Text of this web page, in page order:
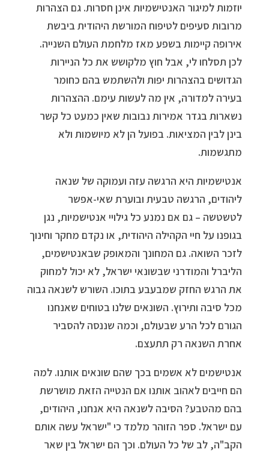
יוזמות למיגור האנטישמיות אינן חסרות. גם הצהרות
מרובות סעיפים לטיפוח המורשת היהודית ביבשת
אירופה קיימות בשפע מאז מלחמת העולם השנייה.
לכן תסלחו לי, אבל חוץ מלקושש את כל הניירות
הגדושים בהצהרות יפות ולהשתמש בהם כחומר
בעירה למדורה, אין מה לעשות עימם. ההצהרות
נשארות בגדר אמירות נבובות שאין כמעט כל קשר
בינן לבין המציאות. בפועל הן לא מיושמות ולא
מתגשמות.
אנטישמיות היא הרגשה עזה ועמוקה של שנאה
ליהודים, הרגשה טבעית ובוערת שאי-אפשר
לטשטשה – גם אם נמנע כל גילויי אנטישמיות, נגן
בגופנו על חיי הקהילה היהודית, או נקדם מחקר וחינוך
לזכר השואה. גם המחונך והמאופק שבאנטישמים,
הליברל והמודרני שבשונאי ישראל, לא יכול למחוק
את הרגש החזק שמבעבע בתוכו. השורש לשנאה גבוה
מכל סיבה ותירוץ. השונאים שלנו בטוחים שאנחנו
הגורם לכל הרע שבעולם, וכמה שננסה להסביר
אחרת השנאה רק תתעצם.
אנטישמים לא אשמים בכך שהם שונאים אותנו. למה
הם חייבים לאהוב אותנו אם הנטייה הזאת מושרשת
בהם מהטבע? הסיבה לשנאה היא אנחנו, היהודים,
עם ישראל. ספר הזוהר מלמד כי "ישראל עשה אותם
הקב"ה, לב של כל העולם. וכך הם ישראל בין שאר